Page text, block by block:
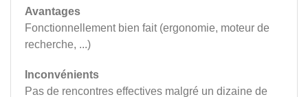
Avantages
Fonctionnellement bien fait (ergonomie, moteur de
recherche, ...)
Inconvénients
Pas de rencontres effectives malgré un dizaine de